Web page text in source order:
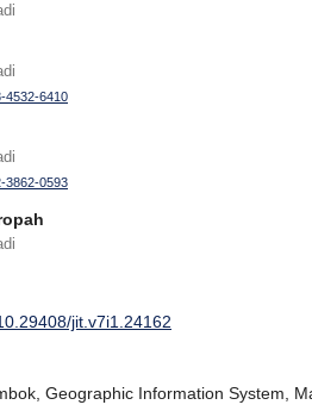
4532-6410
3862-0593
jit.v7i1.24162
Geographic Information System,